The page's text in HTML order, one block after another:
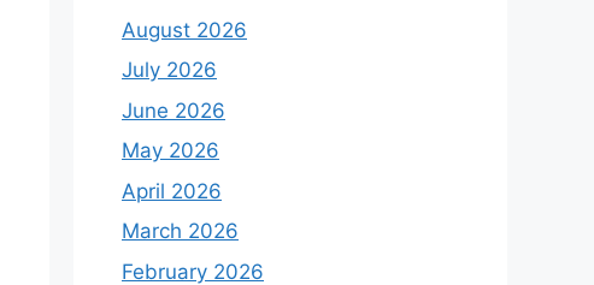
August 2026
July 2026
June 2026
May 2026
April 2026
March 2026
February 2026